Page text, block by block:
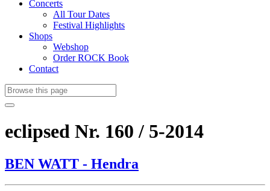
Concerts
All Tour Dates
Festival Highlights
Shops
Webshop
Order ROCK Book
Contact
eclipsed Nr. 160 / 5-2014
BEN WATT - Hendra